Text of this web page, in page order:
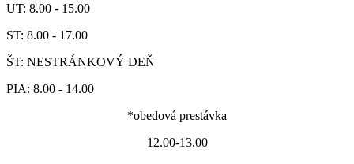
UT: 8.00 - 15.00
ST: 8.00 - 17.00
ŠT: NESTRÁNKOVÝ DEŇ
PIA: 8.00 - 14.00
*obedová prestávka
12.00-13.00